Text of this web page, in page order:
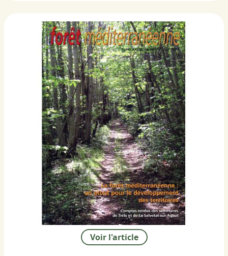
Voir l'article